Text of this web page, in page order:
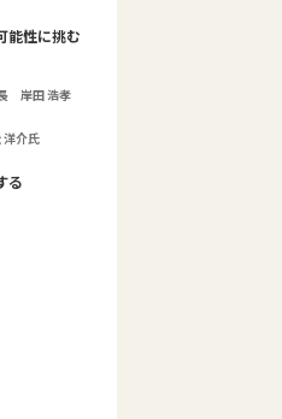
能性に挑む
岸田 浩孝
介氏
る